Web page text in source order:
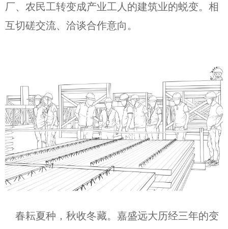
厂、农民工转变成产业工人的建筑业的蜕变。相
互切磋交流、洽谈合作意向。
春耘夏种，秋收冬藏。嘉盛远大历经三年的变